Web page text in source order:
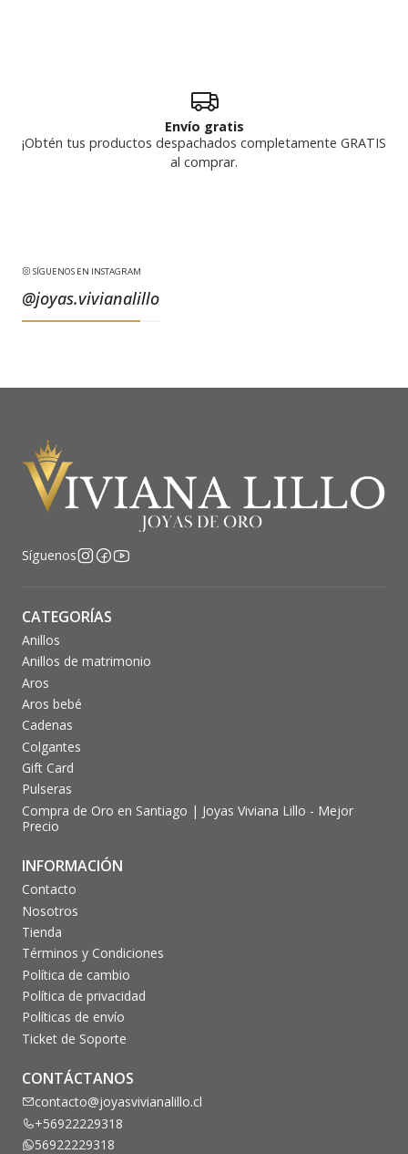
Envío gratis
¡Obtén tus productos despachados completamente GRATIS
al comprar.
SÍGUENOS EN INSTAGRAM
@joyas.vivianalillo
Síguenos
CATEGORÍAS
Anillos
Anillos de matrimonio
Aros
Aros bebé
Cadenas
Colgantes
Gift Card
Pulseras
Compra de Oro en Santiago | Joyas Viviana Lillo - Mejor
Precio
INFORMACIÓN
Contacto
Nosotros
Tienda
Términos y Condiciones
Política de cambio
Política de privacidad
Políticas de envío
Ticket de Soporte
CONTÁCTANOS
contacto@joyasvivianalillo.cl
+56922229318
56922229318